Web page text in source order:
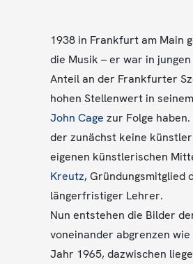
1938 in Frankfurt am Main
die Musik – er war in
Anteil an der Frankfurter
hohen Stellenwert in
John Cage zur Folge
der zunächst keine
eigenen künstlerischen
Kreutz, Gründungsmitglied
längerfristiger Lehrer.
Nun entstehen die Bilder
voneinander abgrenzen
Jahr 1965, dazwischen